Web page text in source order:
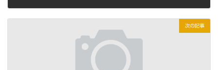
次の記事